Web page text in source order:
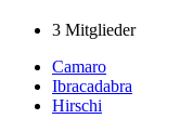
3 Mitglieder
Camaro
Ibracadabra
Hirschi